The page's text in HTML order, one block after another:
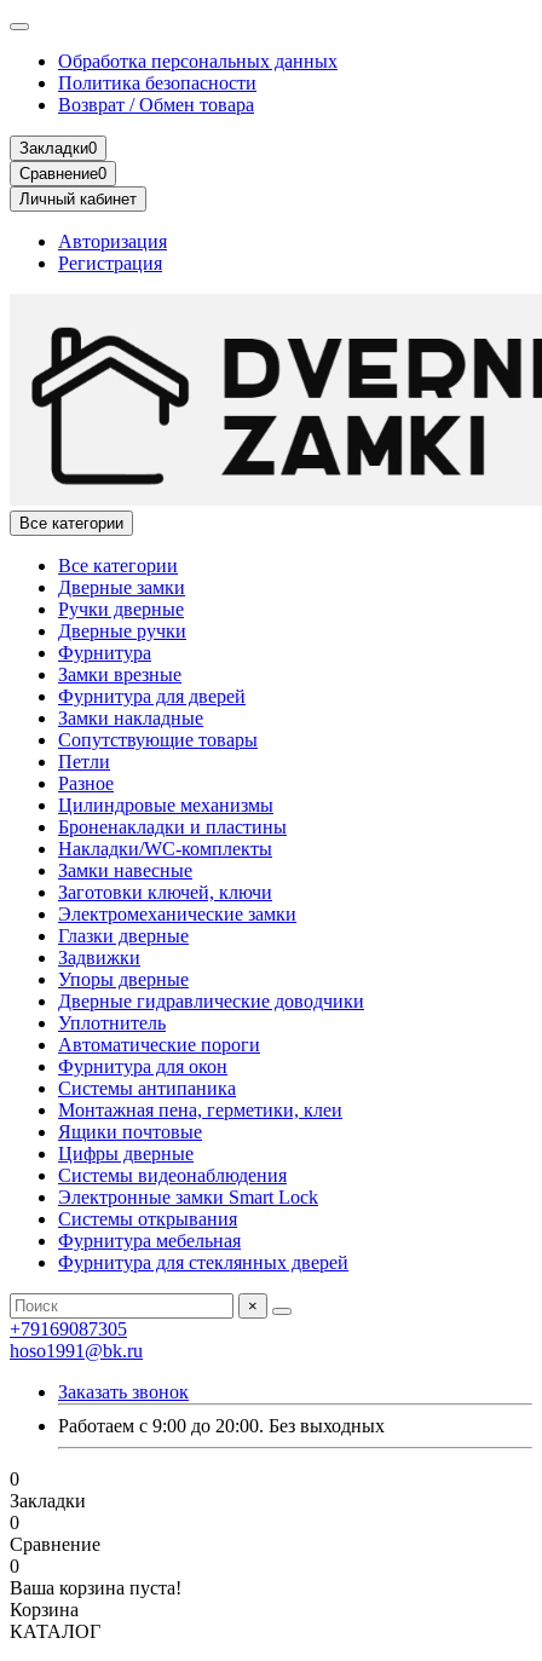
Обработка персональных данных
Политика безопасности
Возврат / Обмен товара
Закладки0
Сравнение0
Личный кабинет
Авторизация
Регистрация
Все категории
Все категории
Дверные замки
Ручки дверные
Дверные ручки
Фурнитура
Замки врезные
Фурнитура для дверей
Замки накладные
Сопутствующие товары
Петли
Разное
Цилиндровые механизмы
Броненакладки и пластины
Накладки/WC-комплекты
Замки навесные
Заготовки ключей, ключи
Электромеханические замки
Глазки дверные
Задвижки
Упоры дверные
Дверные гидравлические доводчики
Уплотнитель
Автоматические пороги
Фурнитура для окон
Системы антипаника
Монтажная пена, герметики, клеи
Ящики почтовые
Цифры дверные
Системы видеонаблюдения
Электронные замки Smart Lock
Системы открывания
Фурнитура мебельная
Фурнитура для стеклянных дверей
×
+79169087305
hoso1991@bk.ru
Заказать звонок
Работаем с 9:00 до 20:00. Без выходных
0
Закладки
0
Сравнение
0
Ваша корзина пуста!
Корзина
КАТАЛОГ